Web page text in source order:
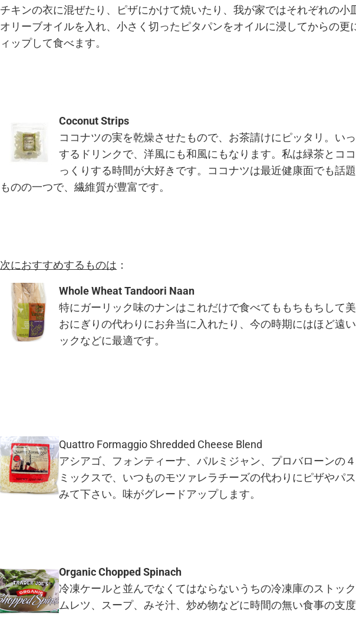
チキンの衣に混ぜたり、ピザにかけて焼いたり、我が家ではそれぞれの小
オリーブオイルを入れ、小さく切ったピタパンをオイルに浸してからの更
ィップして食べます。
Coconut Strips
ココナツの実を乾燥させたもので、お茶請けにピッタリ。い
するドリンクで、洋風にも和風にもなります。私は緑茶とコ
っくりする時間が大好きです。ココナツは最近健康面でも話
ものの一つで、繊維質が豊富です。
次におすすめするものは ：
Whole Wheat Tandoori Naan
特にガーリック味のナンはこれだけで食べてももちもちして美
おにぎりの代わりにお弁当に入れたり、今の時期にはほど遠
ックなどに最適です。
Quattro Formaggio Shredded Cheese Blend
アシアゴ、フォンティーナ、パルミジャン、プロバローンの
ミックスで、いつものモツァレラチーズの代わりにピザやパ
みて下さい。味がグレードアップします。
Organic Chopped Spinach
冷凍ケールと並んでなくてはならないうちの冷凍庫のストッ
ムレツ、スープ、みそ汁、炒め物などに時間の無い食事の支度